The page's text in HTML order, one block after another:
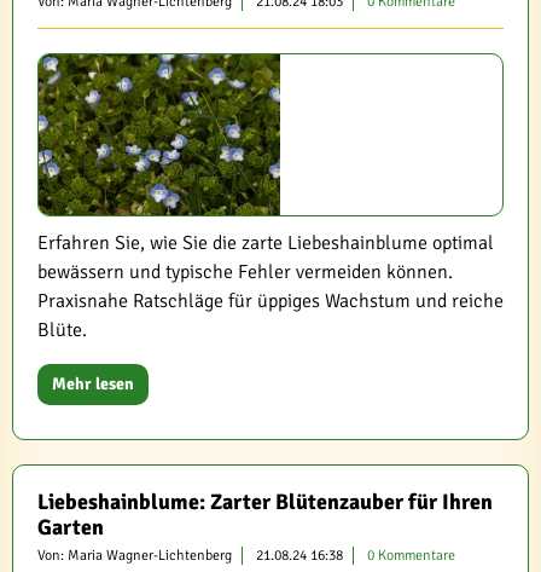
Erfahren Sie, wie Sie die zarte Liebeshainblume optimal
bewässern und typische Fehler vermeiden können.
Praxisnahe Ratschläge für üppiges Wachstum und reiche
Blüte.
Mehr lesen
Liebeshainblume: Zarter Blütenzauber für Ihren
Garten
Von: Maria Wagner-Lichtenberg 21.08.24 16:38 0 Kommentare